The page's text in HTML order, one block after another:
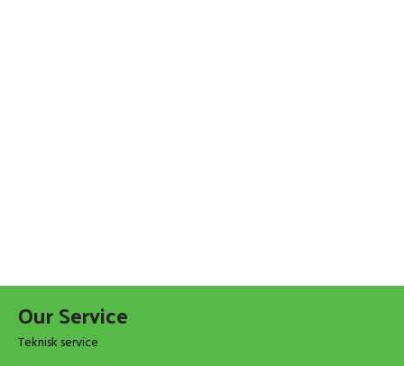
Our Service
Teknisk service